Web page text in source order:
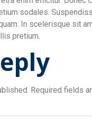
sodales.
In scelerisque sit
pretium.
Required fields